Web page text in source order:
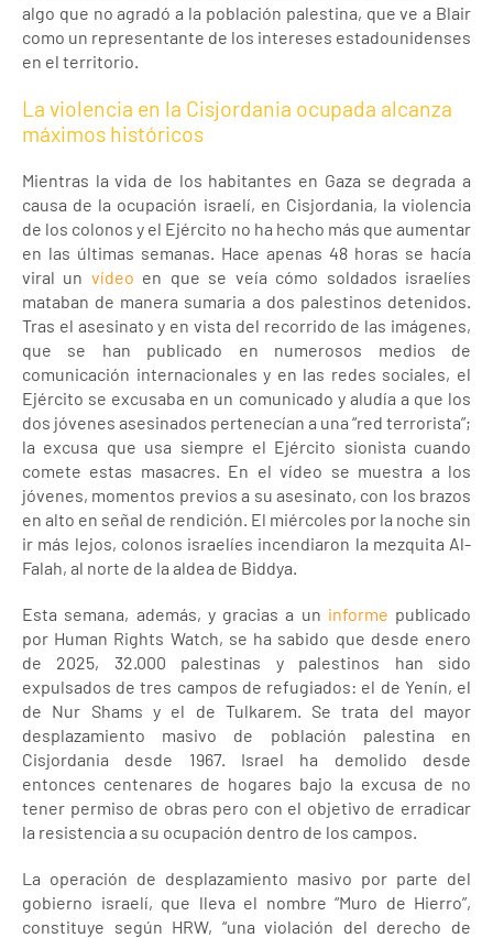
algo que no agradó a la población palestina, que ve a Blair
como un representante de los intereses estadounidenses
en el territorio.
La violencia en la Cisjordania ocupada alcanza
máximos históricos
Mientras la vida de los habitantes en Gaza se degrada a
causa de la ocupación israelí, en Cisjordania, la violencia
de los colonos y el Ejército no ha hecho más que aumentar
en las últimas semanas. Hace apenas 48 horas se hacía
viral un vídeo en que se veía cómo soldados israelíes
mataban de manera sumaria a dos palestinos detenidos.
Tras el asesinato y en vista del recorrido de las imágenes,
que se han publicado en numerosos medios de
comunicación internacionales y en las redes sociales, el
Ejército se excusaba en un comunicado y aludía a que los
dos jóvenes asesinados pertenecían a una “red terrorista”;
la excusa que usa siempre el Ejército sionista cuando
comete estas masacres. En el vídeo se muestra a los
jóvenes, momentos previos a su asesinato, con los brazos
en alto en señal de rendición. El miércoles por la noche sin
ir más lejos, colonos israelíes incendiaron la mezquita Al-
Falah, al norte de la aldea de Biddya.
Esta semana, además, y gracias a un informe publicado
por Human Rights Watch, se ha sabido que desde enero
de 2025, 32.000 palestinas y palestinos han sido
expulsados de tres campos de refugiados: el de Yenín, el
de Nur Shams y el de Tulkarem. Se trata del mayor
desplazamiento masivo de población palestina en
Cisjordania desde 1967. Israel ha demolido desde
entonces centenares de hogares bajo la excusa de no
tener permiso de obras pero con el objetivo de erradicar
la resistencia a su ocupación dentro de los campos.
La operación de desplazamiento masivo por parte del
gobierno israelí, que lleva el nombre “Muro de Hierro”,
constituye según HRW, “una violación del derecho de